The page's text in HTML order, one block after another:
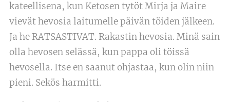
kateellisena, kun Ketosen tytöt Mirja ja Maire
vievät hevosia laitumelle päivän töiden jälkeen.
Ja he RATSASTIVAT. Rakastin hevosia. Minä sain
olla hevosen selässä, kun pappa oli töissä
hevosella. Itse en saanut ohjastaa, kun olin niin
pieni. Sekös harmitti.